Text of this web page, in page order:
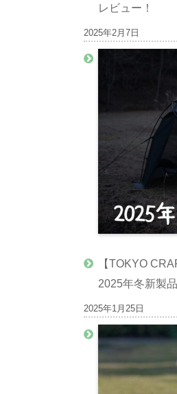
レビュー！
2025年2月7日
【TOKYO
2025年冬新製
2025年1月25日